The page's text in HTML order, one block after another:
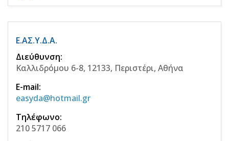
Ε.ΑΣ.Υ.Δ.Α.
Διεύθυνση:
Καλλιδρόμου 6-8, 12133, Περιστέρι, Αθήνα
E-mail:
easyda@hotmail.gr
Τηλέφωνο:
210 5717 066